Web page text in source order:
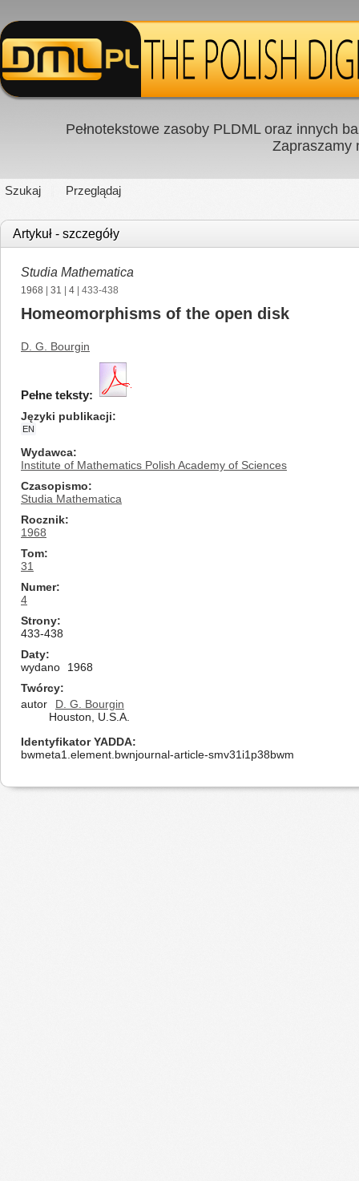
Pełnotekstowe zasoby PLDML oraz innych
Zapraszamy
Szukaj Przeglądaj
Artykuł - szczegóły
Studia Mathematica
1968 31 4 | 433-438
Homeomorphisms of the open disk
D. G. Bourgin
Pełne teksty:
Języki publikacji
EN
Wydawca
Institute of Mathematics Polish Academy of Sciences
Czasopismo
Studia Mathematica
Rocznik
1968
Tom
31
Numer
4
Strony
433-438
Daty
wydano
1968
Twórcy
autor
D. G. Bourgin
Houston, U.S.A.
Identyfikator YADDA
bwmeta1.element.bwnjournal-article-smv31i1p38bwm